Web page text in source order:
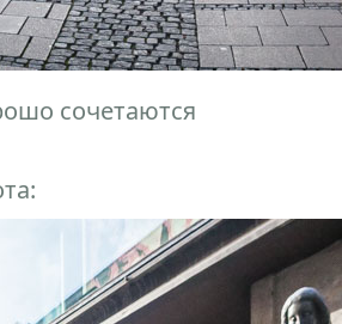
сочетаются